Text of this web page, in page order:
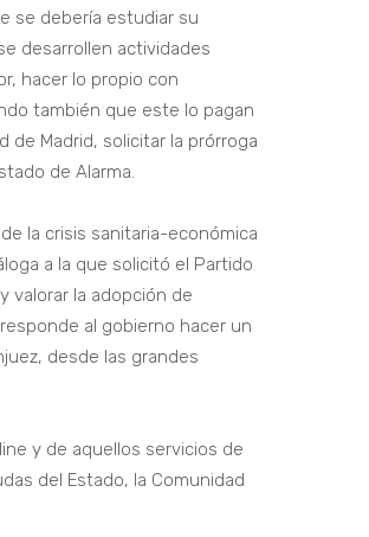
se debería estudiar su
desarrollen actividades
hacer lo propio con
también que este lo pagan
de Madrid, solicitar la prórroga
de Alarma.
la crisis sanitaria-económica
a la que solicitó el Partido
valorar la adopción de
al gobierno hacer un
desde las grandes
y de aquellos servicios de
del Estado, la Comunidad